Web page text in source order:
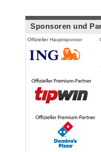
Sponsoren und
Offizieller Hauptsponsor